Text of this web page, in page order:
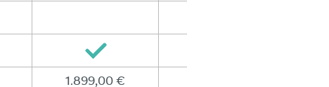
1.899,00 €